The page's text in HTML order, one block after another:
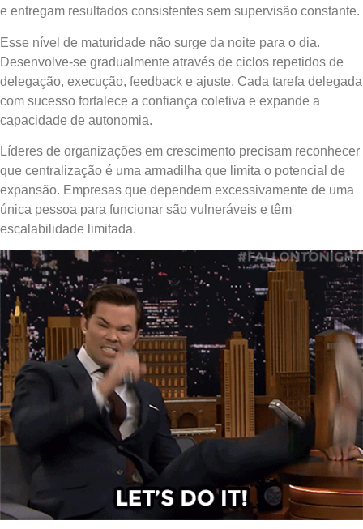
e entregam resultados consistentes sem supervisão constante.
Esse nível de maturidade não surge da noite para o dia.
Desenvolve-se gradualmente através de ciclos repetidos de
delegação, execução, feedback e ajuste. Cada tarefa delegada
com sucesso fortalece a confiança coletiva e expande a
capacidade de autonomia.
Líderes de organizações em crescimento precisam reconhecer
que centralização é uma armadilha que limita o potencial de
expansão. Empresas que dependem excessivamente de uma
única pessoa para funcionar são vulneráveis e têm
escalabilidade limitada.